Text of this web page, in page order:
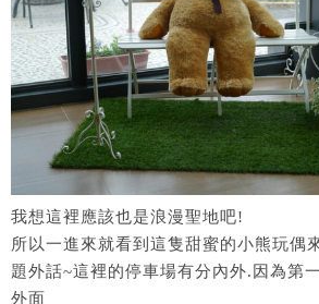
我想這裡應該也是浪漫聖地吧!
所以一進來就看到這隻甜蜜的小熊玩偶
題外話~這裡的停車場有分內外.因為第
外面